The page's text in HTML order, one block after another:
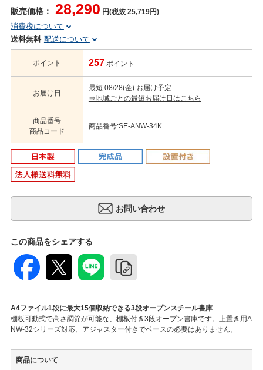
販売価格： 28,290 円(税抜 25,719円)
消費税について
送料無料 配送について
ポイント 257 ポイント
お届け日
最短 08/28(金) お届け予定
⇒地域ごとの最短お届け日はこちら
商品番号
商品コード
商品番号:SE-ANW-34K
この商品をシェアする
A4ファイル1段に最大15個収納できる3段オープンスチール書庫
棚板可動式で高さ調節が可能な、棚板付き3段オープン書庫です。上置き用A
NW-32シリーズ対応、アジャスター付きでベースの必要はありません。
商品について